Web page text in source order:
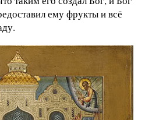
ему фрукты и всё